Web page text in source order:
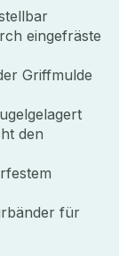
eingefräste
Griffmulde
den
für